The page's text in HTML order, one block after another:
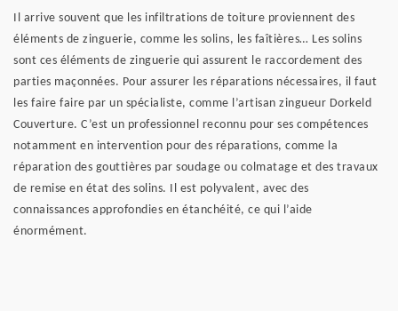
Il arrive souvent que les infiltrations de toiture proviennent des
éléments de zinguerie, comme les solins, les faîtières… Les solins
sont ces éléments de zinguerie qui assurent le raccordement des
parties maçonnées. Pour assurer les réparations nécessaires, il faut
les faire faire par un spécialiste, comme l’artisan zingueur Dorkeld
Couverture. C’est un professionnel reconnu pour ses compétences
notamment en intervention pour des réparations, comme la
réparation des gouttières par soudage ou colmatage et des travaux
de remise en état des solins. Il est polyvalent, avec des
connaissances approfondies en étanchéité, ce qui l’aide
énormément.